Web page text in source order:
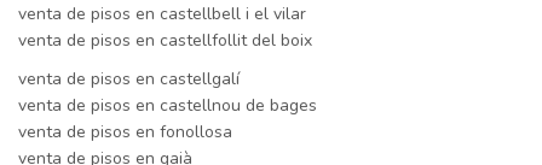
venta de pisos en castellbell i el vilar
venta de pisos en castellfollit del boix
venta de pisos en castellgalí
venta de pisos en castellnou de bages
venta de pisos en fonollosa
venta de pisos en gaià